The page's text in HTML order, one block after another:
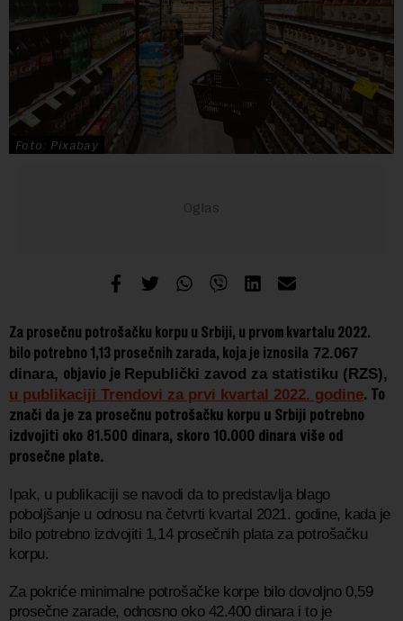
Foto: Pixabay
Za prosečnu potrošačku korpu u Srbiji, u prvom kvartalu 2022.
bilo potrebno 1,13 prosečnih zarada, koja je iznosila 72.067
dinara, objavio je Republički zavod za statistiku (RZS),
u publikaciji Trendovi za prvi kvartal 2022. godine. To
znači da je za prosečnu potrošačku korpu u Srbiji potrebno
izdvojiti oko 81.500 dinara, skoro 10.000 dinara više od
prosečne plate.
Ipak, u publikaciji se navodi da to predstavlja blago
poboljšanje u odnosu na četvrti kvartal 2021. godine, kada je
bilo potrebno izdvojiti 1,14 prosečnih plata za potrošačku
korpu.
Za pokriće minimalne potrošačke korpe bilo dovoljno 0,59
prosečne zarade, odnosno oko 42.400 dinara i to je